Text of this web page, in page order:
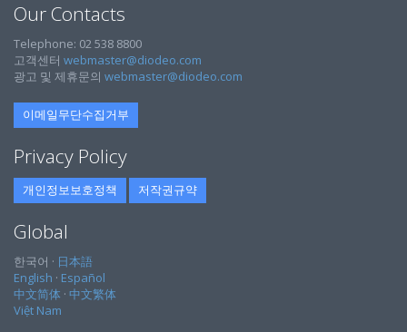
Our Contacts
Telephone: 02 538 8800
고객센터 webmaster@diodeo.com
광고 및 제휴문의 webmaster@diodeo.com
이메일무단수집거부
Privacy Policy
개인정보보호정책 저작권규약
Global
한국어 · 日本語
English · Español
中文简体 · 中文繁体
Việt Nam